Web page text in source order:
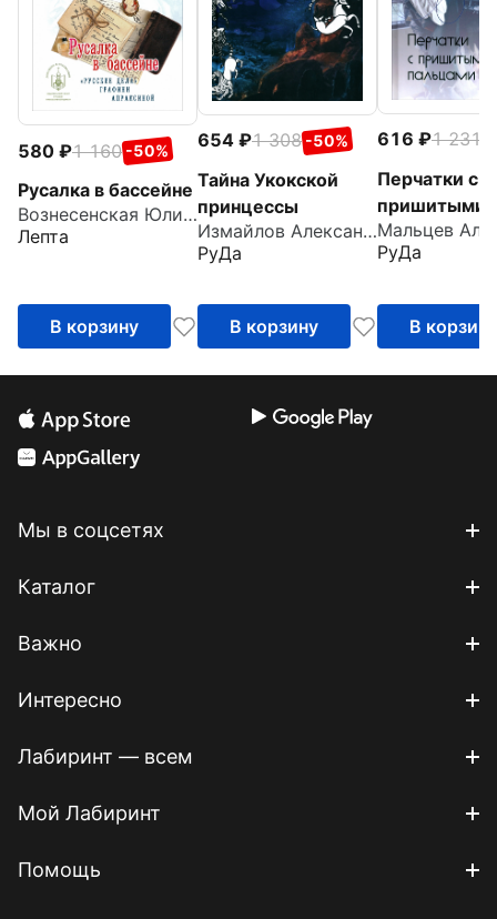
580 1 160 -50%
Русалка в бассейне
Вознесенская Юлия Николаевна
Лепта
В корзину
654 1 308 -50%
Тайна Укокской
принцессы
Измайлов Александр
РуДа
В корзину
616 1 231
Перчатки с
пришитыми
пальцами
РуДа
В корзину
Мы в соцсетях
Каталог
Важно
Интересно
Лабиринт — всем
Мой Лабиринт
Помощь